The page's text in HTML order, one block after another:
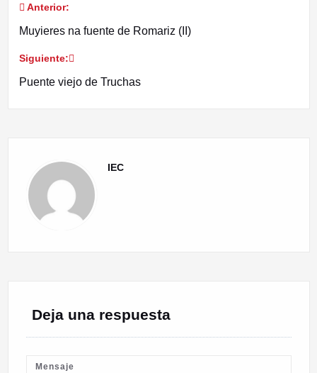
Navegación
de
entradas
Anterior:
Muyieres na fuente de Romariz (II)
Siguiente:
Puente viejo de Truchas
IEC
Deja una respuesta